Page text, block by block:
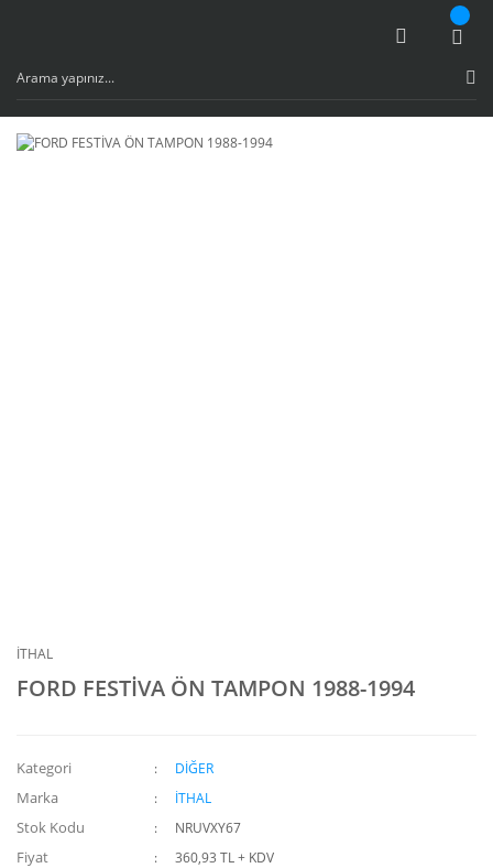
İTHAL
FORD FESTİVA ÖN TAMPON 1988-1994
Kategori DİĞER
Marka İTHAL
Stok Kodu NRUVXY67
Fiyat 360,93 TL + KDV